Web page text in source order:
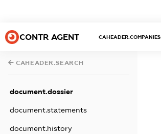
CONTR AGENT CAHEADER.COMPANIES
CAHEADER.SEARCH
document.dossier
document.statements
document.history